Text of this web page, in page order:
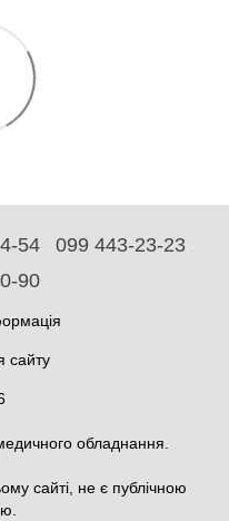
54
099 443-23-23
90
сайту
обладнання.
сайті, не є публічною